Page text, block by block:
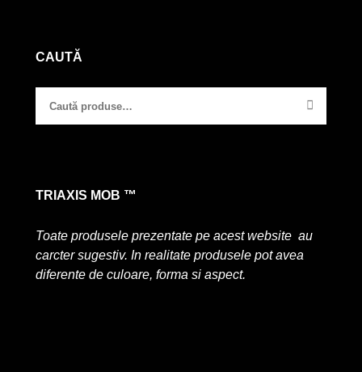
CAUTĂ
TRIAXIS MOB ™
Toate produsele prezentate pe acest website au
carcter sugestiv. In realitate produsele pot avea
diferente de culoare, forma si aspect.